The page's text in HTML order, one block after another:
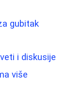
gubitak
i diskusije
više